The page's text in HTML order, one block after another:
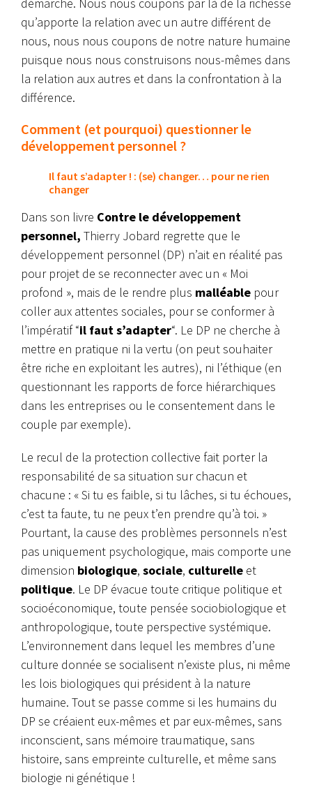
démarche. Nous nous coupons par là de la richesse
qu’apporte la relation avec un autre différent de
nous, nous nous coupons de notre nature humaine
puisque nous nous construisons nous-mêmes dans
la relation aux autres et dans la confrontation à la
différence.
Comment (et pourquoi) questionner le
développement personnel ?
Il faut s’adapter ! : (se) changer… pour ne rien
changer
Dans son livre Contre le développement
personnel, Thierry Jobard regrette que le
développement personnel (DP) n’ait en réalité pas
pour projet de se reconnecter avec un « Moi
profond », mais de le rendre plus malléable pour
coller aux attentes sociales, pour se conformer à
l’impératif “il faut s’adapter“. Le DP ne cherche à
mettre en pratique ni la vertu (on peut souhaiter
être riche en exploitant les autres), ni l’éthique (en
questionnant les rapports de force hiérarchiques
dans les entreprises ou le consentement dans le
couple par exemple).
Le recul de la protection collective fait porter la
responsabilité de sa situation sur chacun et
chacune : « Si tu es faible, si tu lâches, si tu échoues,
c’est ta faute, tu ne peux t’en prendre qu’à toi. »
Pourtant, la cause des problèmes personnels n’est
pas uniquement psychologique, mais comporte une
dimension biologique, sociale, culturelle et
politique. Le DP évacue toute critique politique et
socioéconomique, toute pensée sociobiologique et
anthropologique, toute perspective systémique.
L’environnement dans lequel les membres d’une
culture donnée se socialisent n’existe plus, ni même
les lois biologiques qui président à la nature
humaine. Tout se passe comme si les humains du
DP se créaient eux-mêmes et par eux-mêmes, sans
inconscient, sans mémoire traumatique, sans
histoire, sans empreinte culturelle, et même sans
biologie ni génétique !